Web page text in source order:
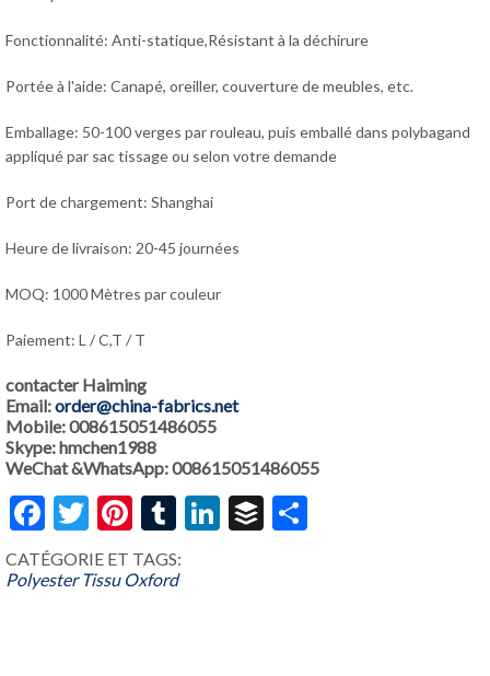
Fonctionnalité: Anti-statique,Résistant à la déchirure
Portée à l'aide: Canapé, oreiller, couverture de meubles, etc.
Emballage: 50-100 verges par rouleau, puis emballé dans polybagand
appliqué par sac tissage ou selon votre demande
Port de chargement: Shanghai
Heure de livraison: 20-45 journées
MOQ: 1000 Mètres par couleur
Paiement: L / C,T / T
contacter Haiming
Email:order@china-fabrics.net
Mobile: 008615051486055
Skype: hmchen1988
WeChat &WhatsApp: 008615051486055
Facebook
Twitter
Pinterest
Tumblr
LinkedIn
Buffer
CATÉGORIE ET ​​TAGS:
Polyester Tissu Oxford